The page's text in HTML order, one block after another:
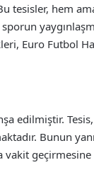
tesisler, hem
Euro Futbol
edilmiştir.
Bunun
geçirmesine